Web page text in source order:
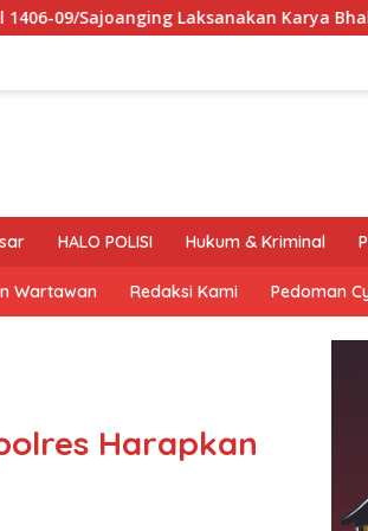
Laksanakan Karya Bhakti Pembersihan
HALO POLISI Hukum & Kriminal
Wartawan Redaksi Kami Pedoman
Harapkan